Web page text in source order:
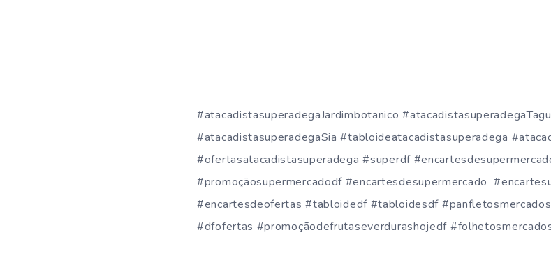
#atacadistasuperadegaJardimbotanico
#atacadistasuperadegaSia #tabloideatacadistasuperadega
#ofertasatacadistasuperadega #superdf
#promoçãosupermercadodf #encartesdesupermercado
#encartesdeofertas #tabloidedf #tabloidesdf
#dfofertas #promoçãodefrutaseverdurashojedf